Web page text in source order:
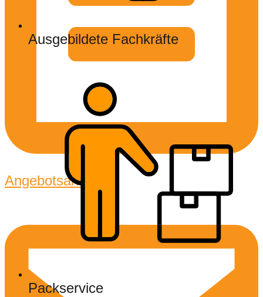
Angebotsanfrage
Ausgebildete Fachkräfte
Packservice